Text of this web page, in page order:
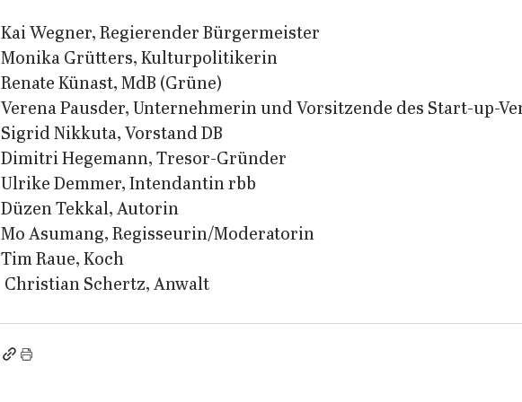
Kai Wegner, Regierender Bürgermeister
Monika Grütters, Kulturpolitikerin
Renate Künast, MdB (Grüne)
Verena Pausder, Unternehmerin und Vorsitzende des Start-up-
Sigrid Nikkuta, Vorstand DB
Dimitri Hegemann, Tresor-Gründer
Ulrike Demmer, Intendantin rbb
Düzen Tekkal, Autorin
Mo Asumang, Regisseurin/Moderatorin
Tim Raue, Koch
Christian Schertz, Anwalt